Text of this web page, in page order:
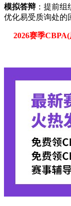
模拟答辩 ：提前
优化易受质询处的
2026赛季